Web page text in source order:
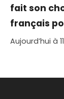
fait son
français
Aujourd’hui à